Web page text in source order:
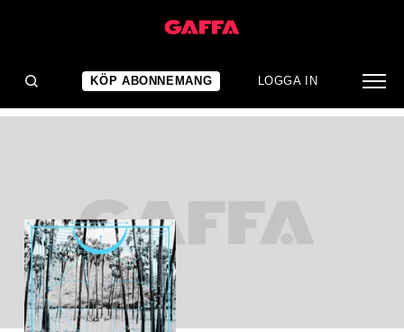
KÖP ABONNEMANG LOGGA IN
ALBUMRECENSION
Four Tet: Pink